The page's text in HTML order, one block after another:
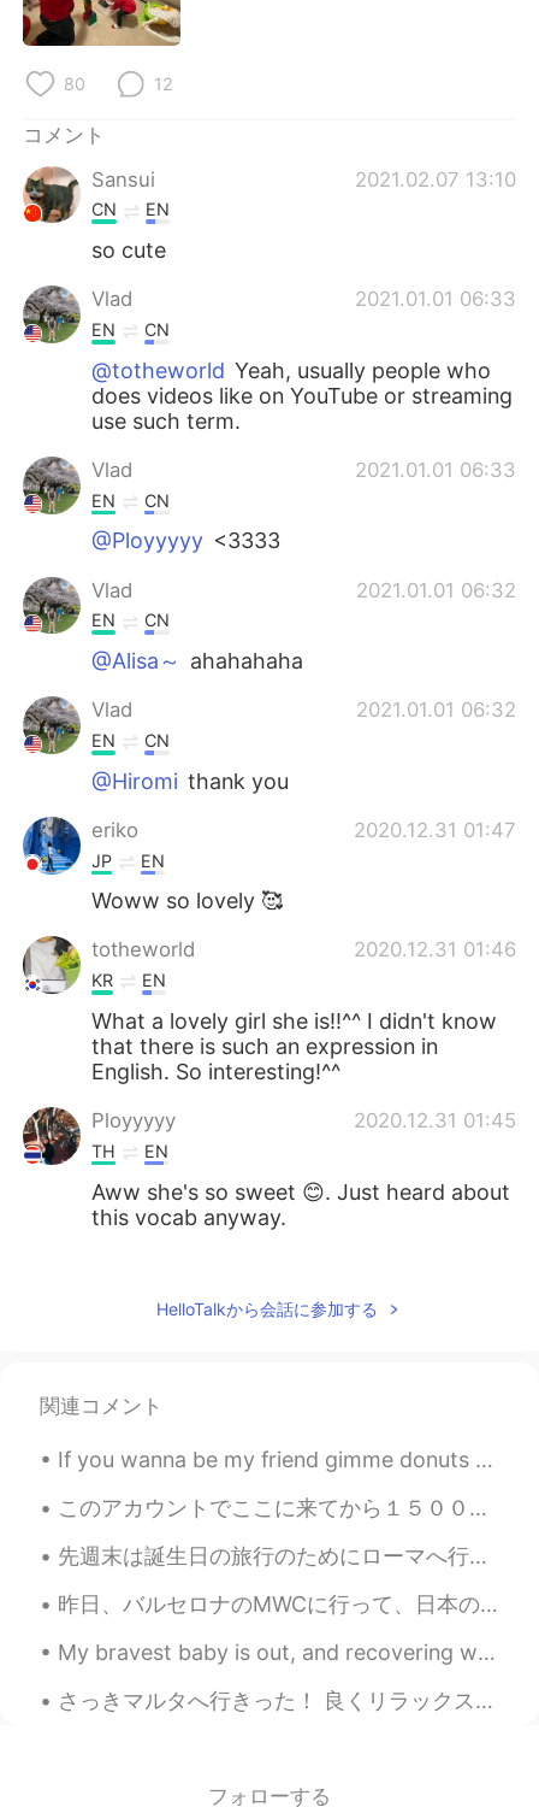
80 12
コメント
Sansui
2021.02.07 13:10
CN EN
so cute
Vlad 2021.01.01 06:33
EN CN
@totheworld Yeah, usually people who
does videos like on YouTube or streaming
use such term.
Vlad 2021.01.01 06:33
EN CN
@Ployyyyy <3333
Vlad 2021.01.01 06:32
EN CN
@Alisa～ ahahahaha
Vlad 2021.01.01 06:32
EN CN
@Hiromi thank you
eriko 2020.12.31 01:47
JP EN
Woww so lovely 🥰
totheworld 2020.12.31 01:46
KR EN
What a lovely girl she is!!^^ I didn't know
that there is such an expression in
English. So interesting!^^
Ployyyyy 2020.12.31 01:45
TH EN
Aww she's so sweet 😊. Just heard about
this vocab anyway.
PT EN
so cute
Laura 라우라 2020.12.31 01:36
JP EN
How cute😍
HelloTalkから会話に参加する
関連コメント
If you wanna be my friend gimme donuts 🍩 Just kidding I don't bribe people but I love donuts 🤣🤣🙉 ...
このアカウントでここに来てから１５００日が経ちましたよ！🙉 以前のアカウントを２年間持っていたので、 HelloTalkを６年以上使用しています（長い休憩あり） つい最近、HelloTalkをよ...
先週末は誕生日の旅行のためにローマへ行ったよ。😄 とても感動した。この街の歴史はほんまに古代です。特にサン・ピエトロ大聖堂とコロシアムに行くことがオススメです。 サン・ピエトロ大聖堂は強いパワ...
昨日、バルセロナのMWCに行って、日本のチームと一緒に働いて、書類の翻訳した。🇯🇵🇯🇵 たくさんの仕事がありましたけど、すごく楽しかった！MWCは新技術に関する世界最大のイベントの1つです。 新...
My bravest baby is out, and recovering well after surgery :) thank yoi for support, hope we can g...
さっきマルタへ行きった！ 良くリラックスをできて、いっぱい探検した😌 マルタは小さけど、歴史がとても面白くて、複雑です。ギリシャ、ローマ帝国、アラビア人開拓者、フランス、イタリア、と英国その文化...
フォローする